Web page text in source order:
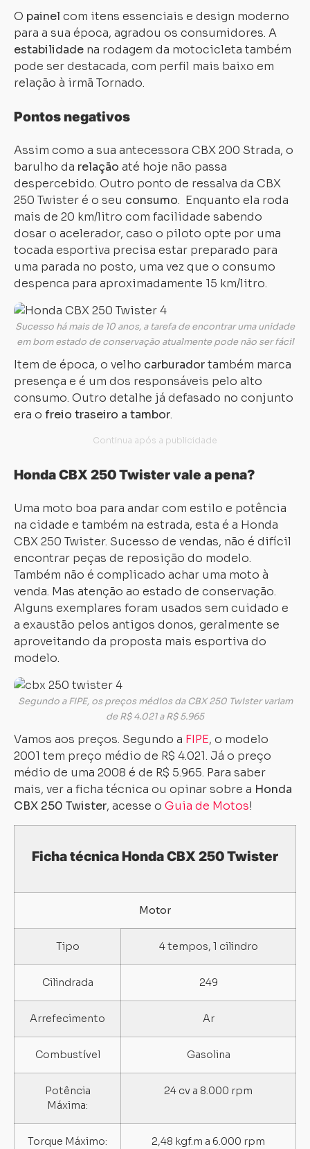
O painel com itens essenciais e design moderno
para a sua época, agradou os consumidores. A
estabilidade na rodagem da motocicleta também
pode ser destacada, com perfil mais baixo em
relação à irmã Tornado.
Pontos negativos
Assim como a sua antecessora CBX 200 Strada, o
barulho da relação até hoje não passa
despercebido. Outro ponto de ressalva da CBX
250 Twister é o seu consumo. Enquanto ela roda
mais de 20 km/litro com facilidade sabendo
dosar o acelerador, caso o piloto opte por uma
tocada esportiva precisa estar preparado para
uma parada no posto, uma vez que o consumo
despenca para aproximadamente 15 km/litro.
Sucesso há mais de 10 anos, a tarefa de encontrar uma unidade
em bom estado de conservação atualmente pode não ser fácil
Item de época, o velho carburadortambém marca
presença e é um dos responsáveis pelo alto
consumo. Outro detalhe já defasado no conjunto
era o freio traseiro a tambor.
Honda CBX 250 Twister vale a pena?
Uma moto boa para andar com estilo e potência
na cidade e também na estrada, esta é a Honda
CBX 250 Twister. Sucesso de vendas, não é difícil
encontrar peças de reposição do modelo.
Também não é complicado achar uma moto à
venda. Mas atenção ao estado de conservação.
Alguns exemplares foram usados sem cuidado e
a exaustão pelos antigos donos, geralmente se
aproveitando da proposta mais esportiva do
modelo.
Segundo a FIPE, os preços médios da CBX 250 Twister variam
de R$ 4.021 a R$ 5.965
Vamos aos preços. Segundo a FIPE, o modelo
2001 tem preço médio de R$ 4.021. Já o preço
médio de uma 2008 é de R$ 5.965. Para saber
mais, ver a ficha técnica ou opinar sobre a Honda
CBX 250 Twister, acesse o Guia de Motos!
Ficha técnica Honda CBX 250 Twister
Motor
Tipo 4 tempos, 1 cilindro
Cilindrada 249
Arrefecimento Ar
Combustível Gasolina
Potência
Máxima:
24 cv a 8.000 rpm
Torque Máximo: 2,48 kgf.m a 6.000 rpm
Carregando...
Carregando...